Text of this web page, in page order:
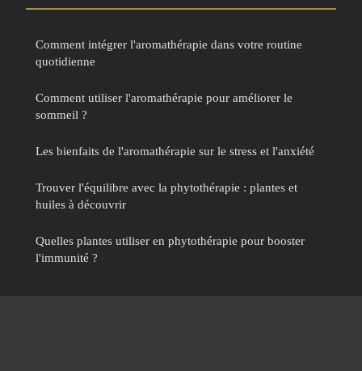
Comment intégrer l'aromathérapie dans votre routine
quotidienne
Comment utiliser l'aromathérapie pour améliorer le
sommeil ?
Les bienfaits de l'aromathérapie sur le stress et l'anxiété
Trouver l'équilibre avec la phytothérapie : plantes et
huiles à découvrir
Quelles plantes utiliser en phytothérapie pour booster
l'immunité ?